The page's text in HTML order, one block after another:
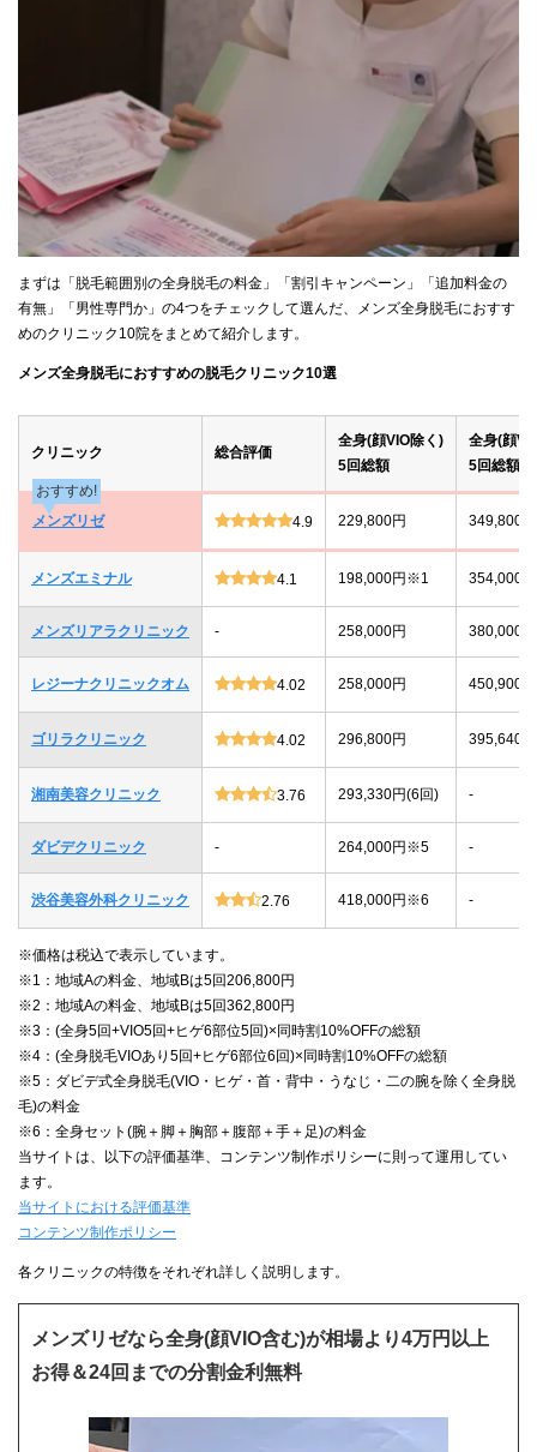
まずは「脱毛範囲別の全身脱毛の料金」「割引キャンペーン」「追加料金の
有無」「男性専門か」の4つをチェックして選んだ、メンズ全身脱毛におすす
めのクリニック10院をまとめて紹介します。
メンズ全身脱毛におすすめの脱毛クリニック10選
クリニック 総合評価
全身(顔VIO除く)
5回総額
全身(顔
5回総額
おすすめ!
メンズリゼ
4.9 229,800円 349,800円
メンズエミナル 4.1 198,000円※1 354,000
メンズリアラクリニック - 258,000円 380,000円
レジーナクリニックオム 4.02 258,000円 450,900
ゴリラクリニック 4.02 296,800円 395,640
湘南美容クリニック 3.76 293,330円(6回) -
ダビデクリニック - 264,000円※5 -
渋谷美容外科クリニック 2.76 418,000円※6 -
※価格は税込で表示しています。
※1：地域Aの料金、地域Bは5回206,800円
※2：地域Aの料金、地域Bは5回362,800円
※3：(全身5回+VIO5回+ヒゲ6部位5回)×同時割10%OFFの総額
※4：(全身脱毛VIOあり5回+ヒゲ6部位6回)×同時割10%OFFの総額
※5：ダビデ式全身脱毛(VIO・ヒゲ・首・背中・うなじ・二の腕を除く全身脱
毛)の料金
※6：全身セット(腕＋脚＋胸部＋腹部＋手＋足)の料金
当サイトは、以下の評価基準、コンテンツ制作ポリシーに則って運用してい
ます。
当サイトにおける評価基準
コンテンツ制作ポリシー
各クリニックの特徴をそれぞれ詳しく説明します。
メンズリゼなら全身(顔VIO含む)が相場より4万円以上
お得＆24回までの分割金利無料